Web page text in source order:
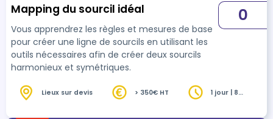
Mapping du sourcil idéal
Vous apprendrez les règles et mesures de base
pour créer une ligne de sourcils en utilisant les
outils nécessaires afin de créer deux sourcils
harmonieux et symétriques.
0
Lieux sur devis > 350€ HT
1 jour | 8